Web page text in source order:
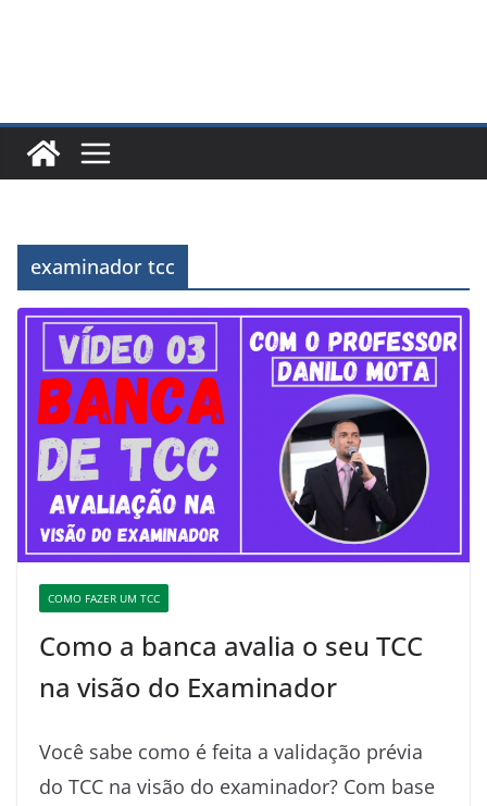
examinador tcc
COMO FAZER UM TCC
Como a banca avalia o seu TCC
na visão do Examinador
Você sabe como é feita a validação prévia
do TCC na visão do examinador? Com base